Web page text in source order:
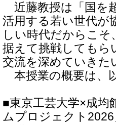
近藤教授は「国を
活用する若い世代が
しい時代だからこ
据えて挑戦してもら
交流を深めていきた
本授業の概要は、
■東京工芸大学×成
ムプロジェクト2026